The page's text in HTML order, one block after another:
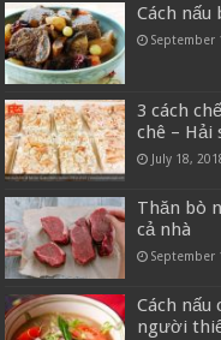
Cách nấu
September
3 cách
chê – Hải
July 18,
Thăn bò
cả nhà
September
Cách nấu
người